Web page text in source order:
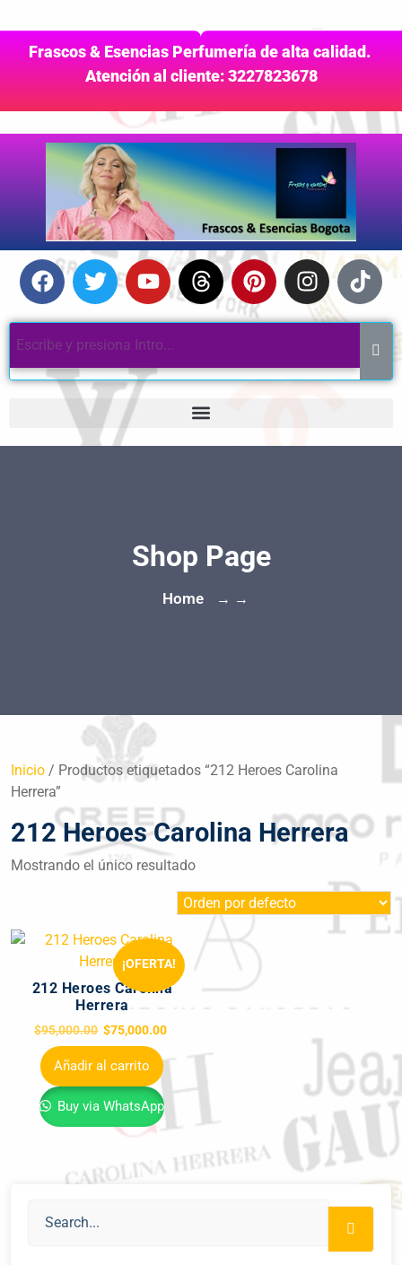
Frascos & Esencias Perfumería de alta calidad.
Atención al cliente: 3227823678
Shop Page
Home → →
Inicio / Productos etiquetados “212 Heroes Carolina
Herrera”
212 Heroes Carolina Herrera
Mostrando el único resultado
¡OFERTA!
212 Heroes Carolina
Herrera
$95,000.00 $75,000.00
Añadir al carrito
Buy via WhatsApp